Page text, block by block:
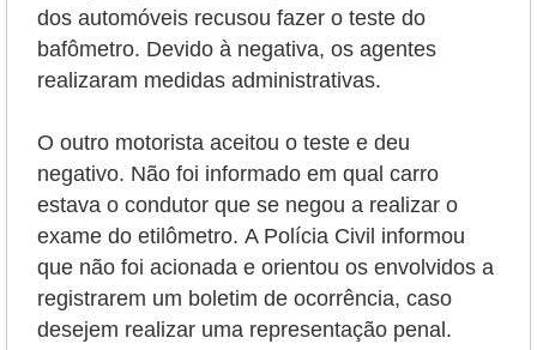
dos automóveis recusou fazer o teste do
bafômetro. Devido à negativa, os agentes
realizaram medidas administrativas.
O outro motorista aceitou o teste e deu
negativo. Não foi informado em qual carro
estava o condutor que se negou a realizar o
exame do etilômetro. A Polícia Civil informou
que não foi acionada e orientou os envolvidos a
registrarem um boletim de ocorrência, caso
desejem realizar uma representação penal.